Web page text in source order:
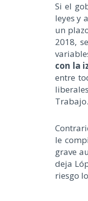
Si el
leyes y
un
2018,
con la
entre
Trabajo.
le
grave
deja
riesgo